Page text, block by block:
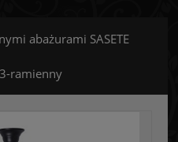
abażurami SASETE
ramienny